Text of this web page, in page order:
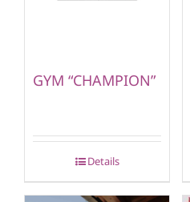
GYM “CHAMPION”
Details